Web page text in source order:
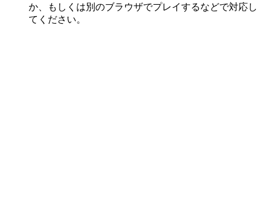
か、もしくは別のブラウザでプレイするなどで対応し
てください。